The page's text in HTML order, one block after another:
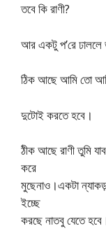
তবে কি রাণী?
আর একটু প’রে
ঠিক আছে আমি তো
দুটোই করতে হবে।
ঠীক আছে রাণী তুমি
করে
মুছেনাও।একটা
ইচ্ছে
করছে নাতবু যেতে